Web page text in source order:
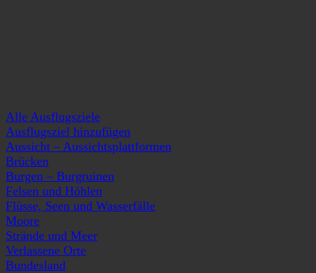
Alle Ausflugsziele
Ausflugsziel hinzufügen
Aussicht – Aussichtsplattformen
Brücken
Burgen – Burgruinen
Felsen und Höhlen
Flüsse, Seen und Wasserfälle
Moore
Strände und Meer
Verlassene Orte
Bundesland